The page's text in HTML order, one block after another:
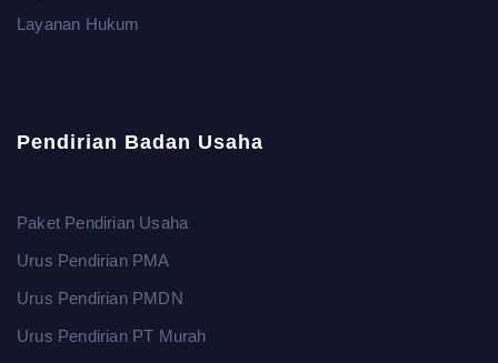
Layanan Hukum
Pendirian Badan Usaha
Paket Pendirian Usaha
Urus Pendirian PMA
Urus Pendirian PMDN
Urus Pendirian PT Murah